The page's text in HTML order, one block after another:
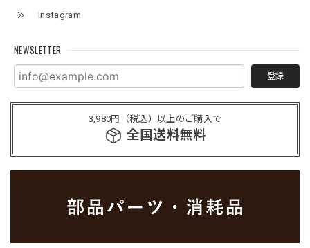
Instagram
NEWSLETTER
登録
3,980円（税込）以上のご購入で
全国送料無料